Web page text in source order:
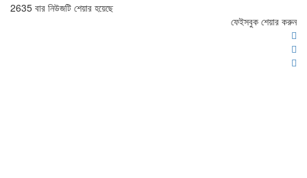
2635 বার নিউজটি শেয়ার হয়েছে
ফেইসবুক শেয়ার করুন